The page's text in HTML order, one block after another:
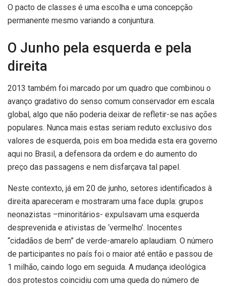
O pacto de classes é uma escolha e uma concepção
permanente mesmo variando a conjuntura.
O Junho pela esquerda e pela
direita
2013 também foi marcado por um quadro que combinou o
avanço gradativo do senso comum conservador em escala
global, algo que não poderia deixar de refletir-se nas ações
populares. Nunca mais estas seriam reduto exclusivo dos
valores de esquerda, pois em boa medida esta era governo
aqui no Brasil, a defensora da ordem e do aumento do
preço das passagens e nem disfarçava tal papel.
Neste contexto, já em 20 de junho, setores identificados à
direita apareceram e mostraram uma face dupla: grupos
neonazistas –minoritários- expulsavam uma esquerda
desprevenida e ativistas de ‘vermelho’. Inocentes
“cidadãos de bem” de verde-amarelo aplaudiam. O número
de participantes no país foi o maior até então e passou de
1 milhão, caindo logo em seguida. A mudança ideológica
dos protestos coincidiu com uma queda do número de